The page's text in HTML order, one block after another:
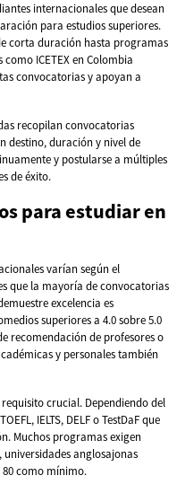
internacionales que desean
para estudios superiores.
corta duración hasta programas
ICETEX en Colombia
convocatorias y apoyan a
recopilan convocatorias
destino, duración y nivel de
y postularse a múltiples
de éxito.
para estudiar en
varían según el
que la mayoría de convocatorias
excelencia es
superiores a 4.0 sobre 5.0
recomendación de profesores o
y personales también
crucial. Dependiendo del
IELTS, DELF o TestDaF que
Muchos programas exigen
anglosajonas
80 como mínimo.